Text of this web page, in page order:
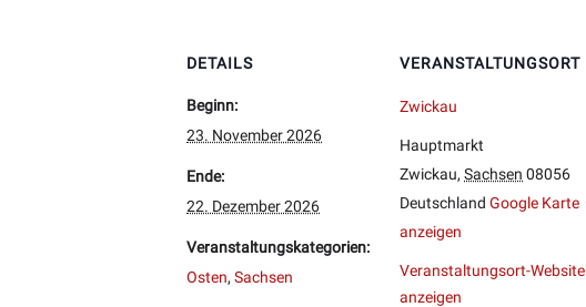
DETAILS
Beginn:
23. November 2026
Ende:
22. Dezember 2026
Veranstaltungskategorien:
Osten, Sachsen
VERANSTALTUNGSORT
Zwickau
Hauptmarkt
Zwickau, Sachsen 08056
Deutschland Google Karte
anzeigen
Veranstaltungsort-Website
anzeigen